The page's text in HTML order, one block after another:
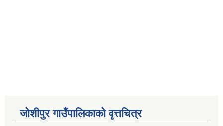
जोशीपुर गाउँपालिकाको वृत्तचित्र